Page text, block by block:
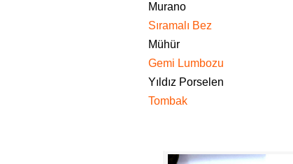
Murano
Sıramalı Bez
Mühür
Gemi Lumbozu
Yıldız Porselen
Tombak